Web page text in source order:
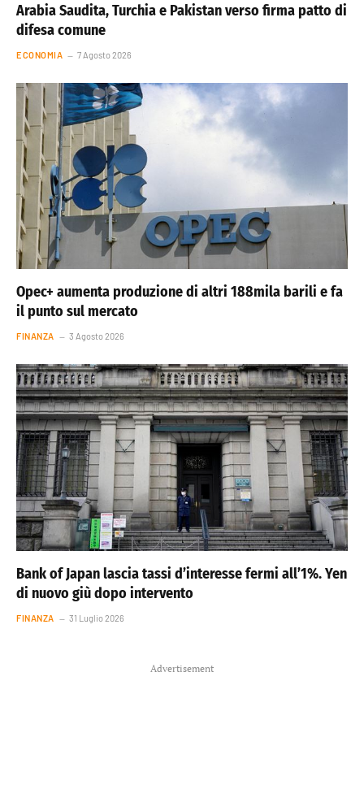
Arabia Saudita, Turchia e Pakistan verso firma patto di
difesa comune
ECONOMIA 7 Agosto 2026
Opec+ aumenta produzione di altri 188mila barili e fa
il punto sul mercato
FINANZA 3 Agosto 2026
Bank of Japan lascia tassi d’interesse fermi all’1%. Yen
di nuovo giù dopo intervento
FINANZA 31 Luglio 2026
Advertisement